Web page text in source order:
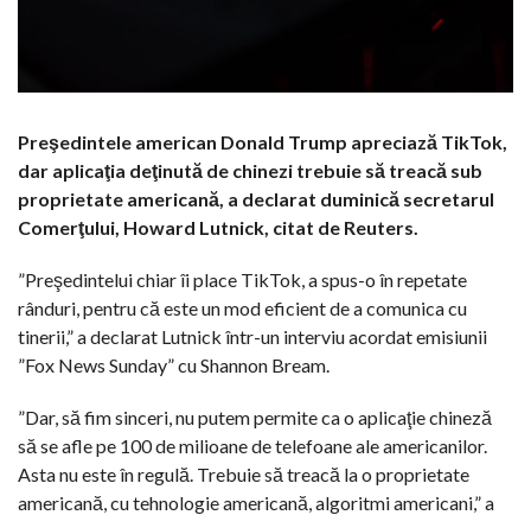
Preşedintele american Donald Trump apreciază TikTok,
dar aplicaţia deţinută de chinezi trebuie să treacă sub
proprietate americană, a declarat duminică secretarul
Comerţului, Howard Lutnick, citat de Reuters.
”Preşedintelui chiar îi place TikTok, a spus-o în repetate
rânduri, pentru că este un mod eficient de a comunica cu
tinerii,” a declarat Lutnick într-un interviu acordat emisiunii
”Fox News Sunday” cu Shannon Bream.
”Dar, să fim sinceri, nu putem permite ca o aplicaţie chineză
să se afle pe 100 de milioane de telefoane ale americanilor.
Asta nu este în regulă. Trebuie să treacă la o proprietate
americană, cu tehnologie americană, algoritmi americani,” a